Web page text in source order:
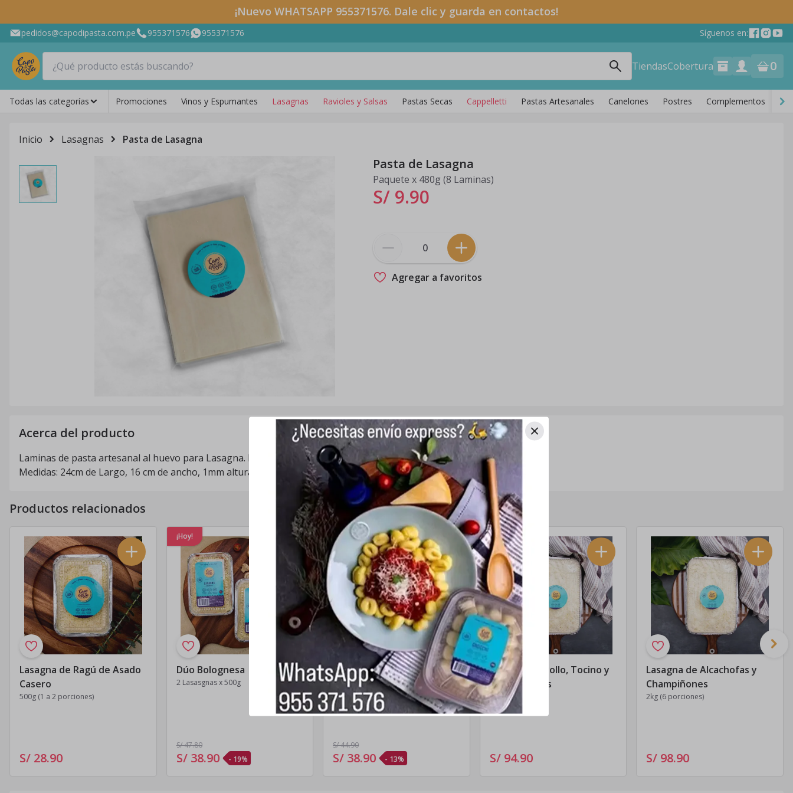
¡Nuevo WHATSAPP 955371576. Dale clic y guarda en contactos!
pedidos@capodipasta.com.pe 955371576 955371576 Síguenos en:
TiendasCobertura 0
Todas las categorías Promociones Vinos y Espumantes Lasagnas Ravioles y Salsas Pastas Secas Cappelletti Pastas Artesanales Canelones Postres Complementos
Inicio Lasagnas Pasta de Lasagna
Pasta de Lasagna
Paquete x 480g (8 Laminas)
S/ 9.90
Agregar a favoritos
Acerca del producto
Laminas de pasta artesanal al huevo para Lasagna. Preparadas con huevos frecos y harina de trigo seleccionada.
Medidas: 24cm de Largo, 16 cm de ancho, 1mm altura. Peso neto aproximado de 480g.
Productos relacionados
Lasagna de Ragú de Asado
Casero
500g (1 a 2 porciones)
S/ 28.90
¡Hoy!
Dúo Bolognesa
2 Lasasgnas x 500g
S/ 47.80
S/ 38.90 - 19%
5
¡Hoy!
Lasagna Bolognesa
1Kg (3 porciones)
S/ 44.90
S/ 38.90 - 13%
Lasagna de Pollo, Tocino y
Champiñones
2kg (6 porciones)
S/ 94.90
Lasagna de Alcachofas y
Champiñones
2kg (6 porciones)
S/ 98.90